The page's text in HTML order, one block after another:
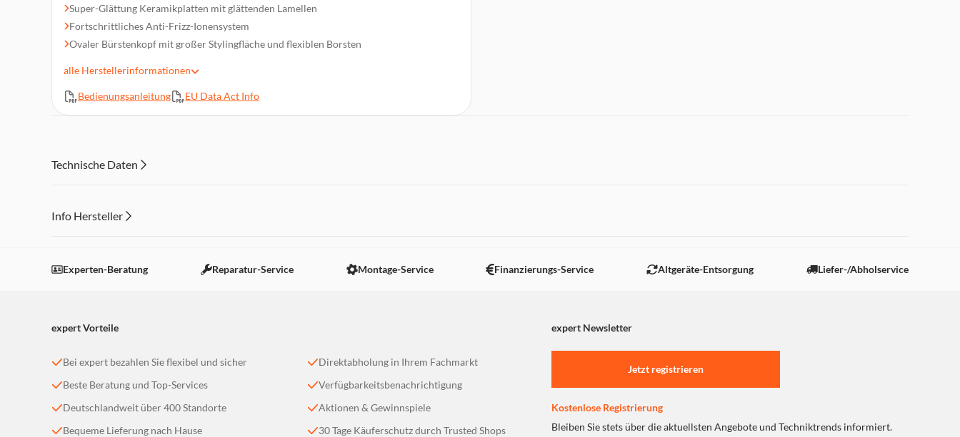
Super-Glättung Keramikplatten mit glättenden Lamellen
Fortschrittliches Anti-Frizz-Ionensystem
Ovaler Bürstenkopf mit großer Stylingfläche und flexiblen Borsten
Nass- und Trockenmodus wählbar
Leistungsstarke 1.000 Watt für ultraschnelles Trocknen und Stylen
alle Herstellerinformationen
Bedienungsanleitung EU Data Act Info
Technische Daten
Info Hersteller
Einstellungen anpassen
Experten-Beratung Reparatur-Service Montage-Service Finanzierungs-Service Altgeräte-Entsorgung Liefer-/Abholservice
expert Vorteile expert Newsletter
Bei expert bezahlen Sie flexibel und sicher
Beste Beratung und Top-Services
Deutschlandweit über 400 Standorte
Bequeme Lieferung nach Hause
Direktabholung in Ihrem Fachmarkt
Verfügbarkeitsbenachrichtigung
Aktionen & Gewinnspiele
30 Tage Käuferschutz durch Trusted Shops
Jetzt registrieren
Kostenlose Registrierung
Bleiben Sie stets über die aktuellsten Angebote und Techniktrends informiert.